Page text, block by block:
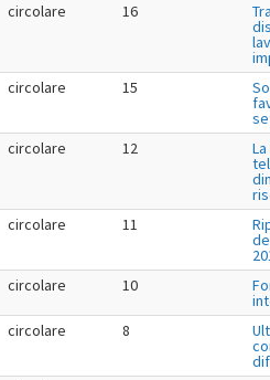
circolare 16
circolare 15
circolare 12
circolare 11
circolare 10
circolare 8